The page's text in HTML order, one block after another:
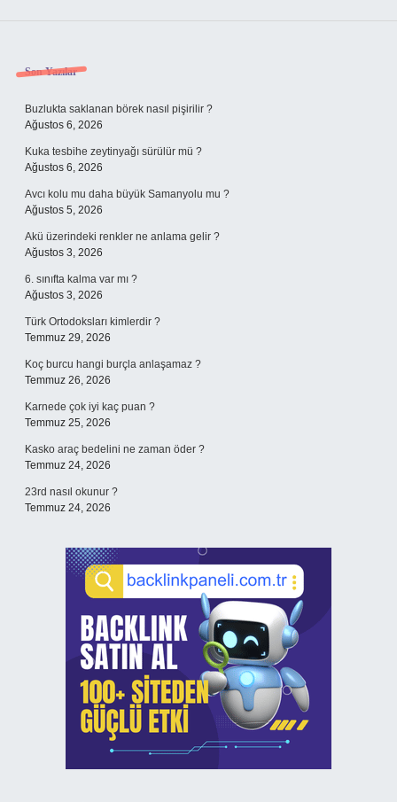
Sidebar
Son Yazılar
Buzlukta saklanan börek nasıl pişirilir ?
Ağustos 6, 2026
Kuka tesbihe zeytinyağı sürülür mü ?
Ağustos 6, 2026
Avcı kolu mu daha büyük Samanyolu mu ?
Ağustos 5, 2026
Akü üzerindeki renkler ne anlama gelir ?
Ağustos 3, 2026
6. sınıfta kalma var mı ?
Ağustos 3, 2026
Türk Ortodoksları kimlerdir ?
Temmuz 29, 2026
Koç burcu hangi burçla anlaşamaz ?
Temmuz 26, 2026
Karnede çok iyi kaç puan ?
Temmuz 25, 2026
Kasko araç bedelini ne zaman öder ?
Temmuz 24, 2026
23rd nasıl okunur ?
Temmuz 24, 2026